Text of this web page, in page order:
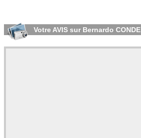
Votre AVIS sur Bernardo CONDE